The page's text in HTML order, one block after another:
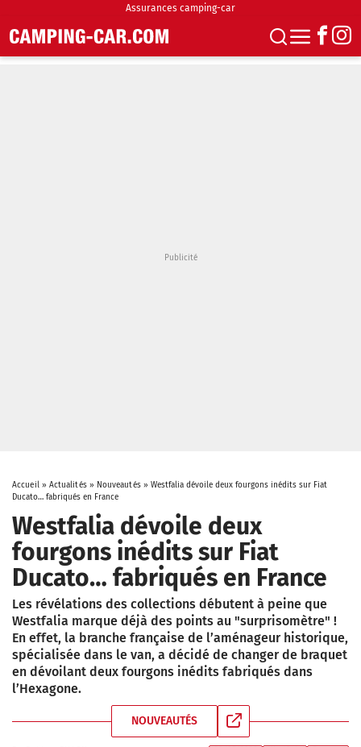
Assurances camping-car
Accueil» Actualités» Nouveautés» Westfalia dévoile deux fourgons inédits sur Fiat
Ducato… fabriqués en France
Westfalia dévoile deux
fourgons inédits sur Fiat
Ducato… fabriqués en France
Les révélations des collections débutent à peine que
Westfalia marque déjà des points au "surprisomètre" !
En effet, la branche française de l’aménageur historique,
spécialisée dans le van, a décidé de changer de braquet
en dévoilant deux fourgons inédits fabriqués dans
l’Hexagone.
NOUVEAUTÉS